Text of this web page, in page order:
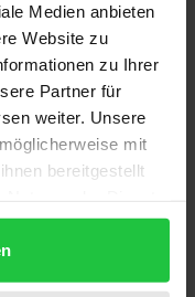
Medien anbieten
Website zu
zu Ihrer
Partner für
weiter. Unsere
mit
bereitgestellt